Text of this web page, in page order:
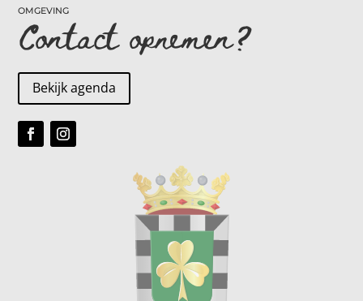
OMGEVING
Contact opnemen?
Bekijk agenda